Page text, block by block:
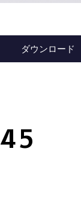
ダウンロード